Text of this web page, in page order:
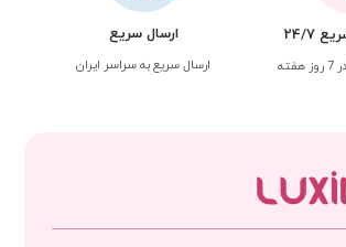
24/7 ارسال سریع
ارسال سریع به سراسر ایران